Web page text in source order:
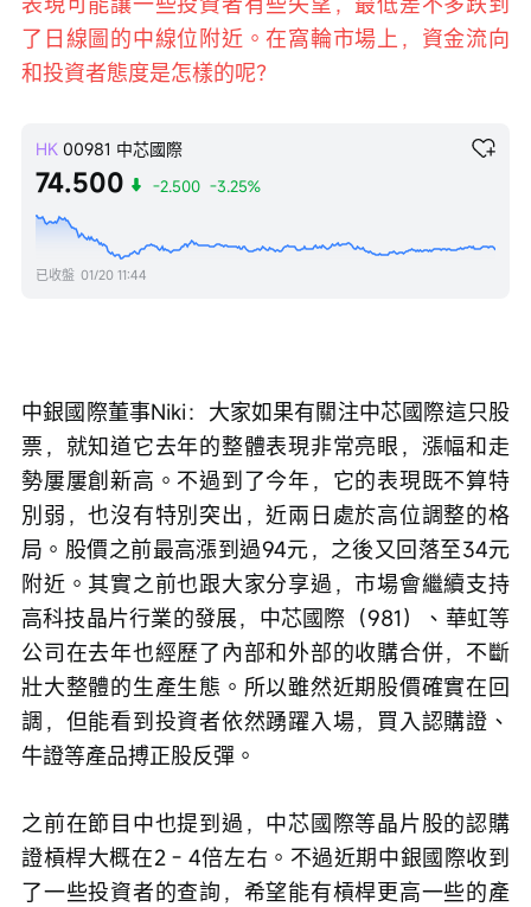
了日線圖的中線位附近。在窩輪市場上，資金流向
和投資者態度是怎樣的呢？
HK 00981 中芯國際
74.500 -2.500 -3.25%
已收盤 01/20 11:44
中銀國際董事Niki：大家如果有關注中芯國際這只股
票，就知道它去年的整體表現非常亮眼，漲幅和走
勢屢屢創新高。不過到了今年，它的表現既不算特
別弱，也沒有特別突出，近兩日處於高位調整的格
局。股價之前最高漲到過94元，之後又回落至34元
附近。其實之前也跟大家分享過，市場會繼續支持
高科技晶片行業的發展，中芯國際（981）、華虹等
公司在去年也經歷了內部和外部的收購合併，不斷
壯大整體的生產生態。所以雖然近期股價確實在回
調，但能看到投資者依然踴躍入場，買入認購證、
牛證等產品搏正股反彈。
之前在節目中也提到過，中芯國際等晶片股的認購
證槓桿大概在2 - 4倍左右。不過近期中銀國際收到
了一些投資者的查詢，希望能有槓桿更高一些的產